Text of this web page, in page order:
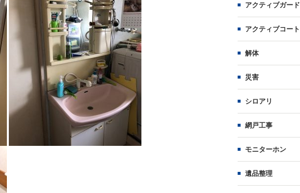
アクティブガード
アクティブコート
解体
災害
シロアリ
網戸工事
モニターホン
遺品整理